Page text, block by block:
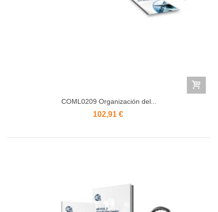
COML0209 Organización del...
102,91 €